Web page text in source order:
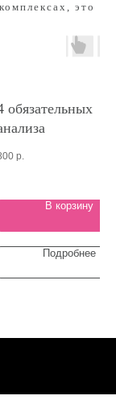
это
обязательных
р.
В корзину
Подробнее